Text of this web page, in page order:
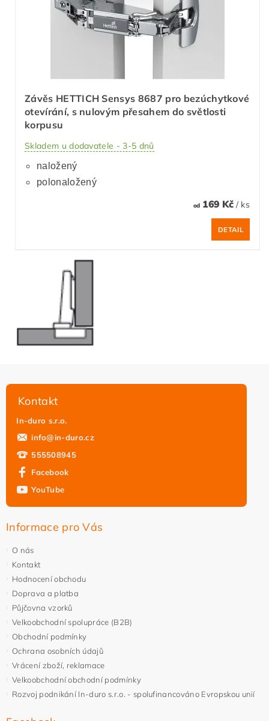
Závěs HETTICH Sensys 8687 pro bezúchytkové
otevírání, s nulovým přesahem do světlosti
korpusu
Skladem u dodavatele - 3-5 dnů
naložený
polonaložený
od169 Kč / ks
DETAIL
Kontakt
In-duro s.r.o.
info@in-duro.cz
555508945
Facebook
YouTube
Informace pro Vás
O nás
Kontakt
Hodnocení obchodu
Doprava a platba
Půjčovna vzorků
Velkoobchodní spolupráce (B2B)
Obchodní podmínky
Ochrana osobních údajů
Vrácení zboží, reklamace
Velkoobchodní obchodní podmínky
Rozvoj podnikání In-duro s.r.o. - spolufinancováno Evropskou unií